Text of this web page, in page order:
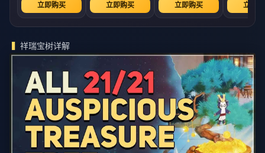
立即购买 立即购买 立即购买 立即
祥瑞宝树详解